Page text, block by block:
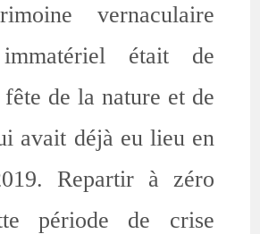
vernaculaire
était de
de la nature et de
avait déjà eu lieu en
Repartir à zéro
période de crise